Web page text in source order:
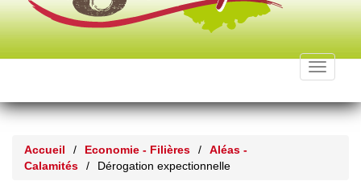
Toggle
Accueil / Economie - Filières /
Aléas -
Calamités
/ Dérogation expectionnelle